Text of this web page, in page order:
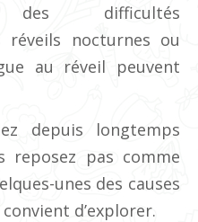
difficultés
réveils nocturnes ou
au réveil peuvent
depuis longtemps
reposez pas comme
unes des causes
d’explorer.